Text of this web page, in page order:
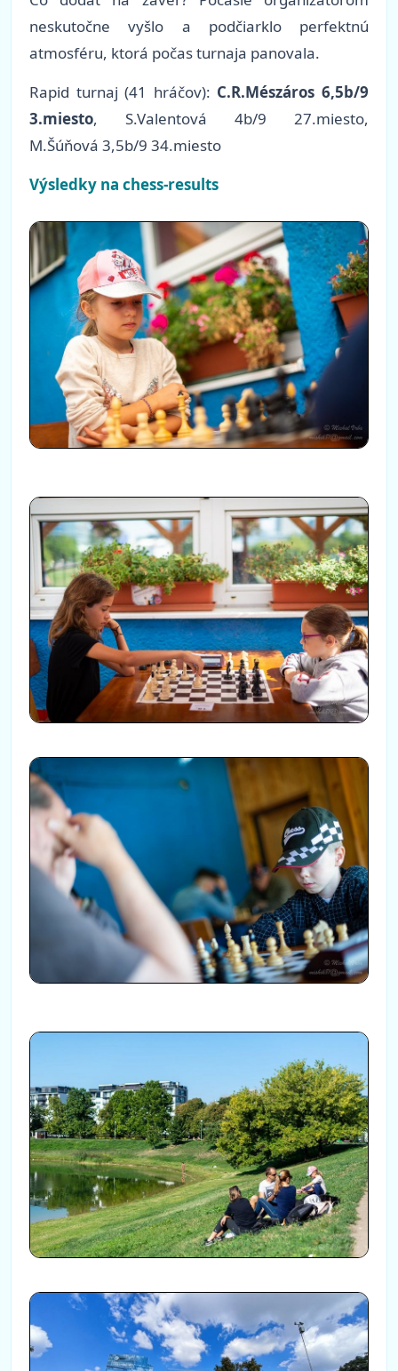
neskutočne vyšlo a podčiarklo perfektnú
atmosféru, ktorá počas turnaja panovala.
Rapid turnaj (41 hráčov): C.R.Mészáros 6,5b/9
3.miesto, S.Valentová 4b/9 27.miesto,
M.Šúňová 3,5b/9 34.miesto
Výsledky na chess-results